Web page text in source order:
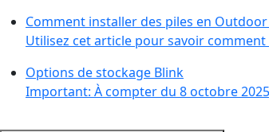
Comment installer des piles en
Utilisez cet article pour savoir
Options de stockage Blink
Important: À compter du 8 octobre